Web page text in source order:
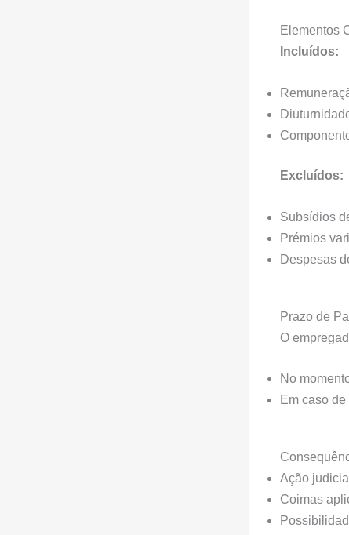
Elementos
Incluídos:
Excluídos:
Subsídios
Prémios
Despesas
Prazo de
O
No
Em caso
Ação
Coimas